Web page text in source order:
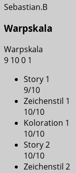
Sebastian.B
Warpskala
Warpskala
9 100 1
Story 1
9/10
Zeichenstil 1
10/10
Koloration 1
10/10
Story 2
10/10
Zeichenstil 2